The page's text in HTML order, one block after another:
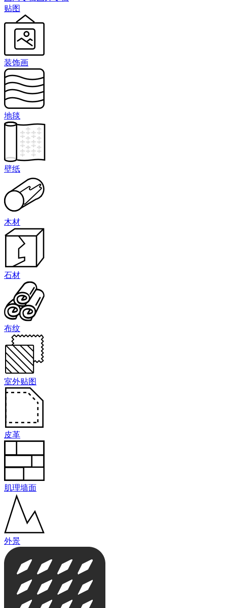
贴图
装饰画
地毯
壁纸
木材
石材
布纹
室外贴图
皮革
肌理墙面
外景